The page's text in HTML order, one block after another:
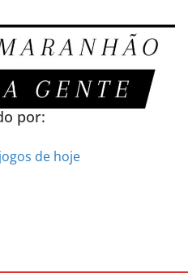
por:
jogos de hoje